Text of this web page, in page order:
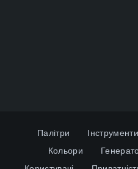
Палітри
Кольори